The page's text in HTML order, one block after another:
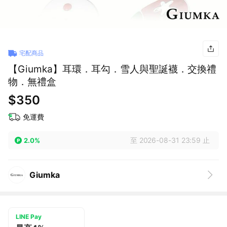
宅配商品
【Giumka】耳環．耳勾．雪人與聖誕襪．交換禮
物．無禮盒
$350
免運費
2.0% 至 2026-08-31 23:59 止
Giumka
LINE Pay